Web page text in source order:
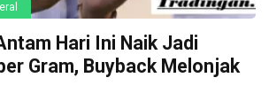
Hari Ini Naik Jadi
Gram, Buyback Melonjak